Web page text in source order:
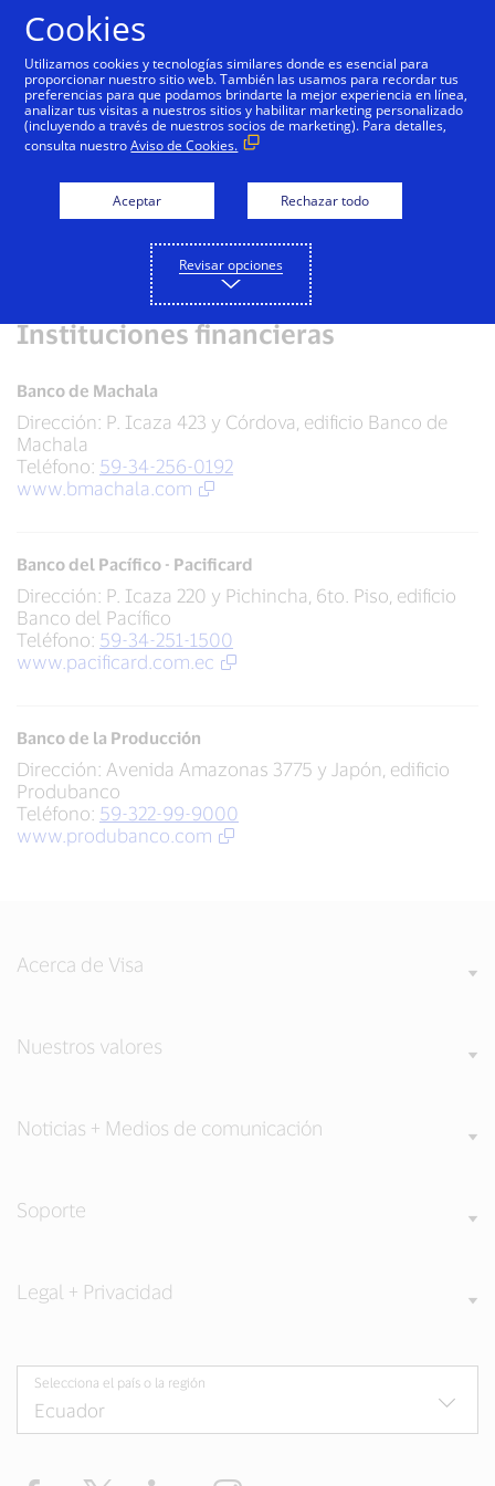
Visa Infinite Débito
Solicita tu tarjeta Visa en las siguientes
instituciones financieras.
Detalle de tarjeta
Instituciones financieras
Banco de Machala
Dirección: P. Icaza 423 y Córdova, edificio Banco de
Machala
Teléfono: 59-34-256-0192
www.bmachala.com
Banco del Pacífico - Pacificard
Dirección: P. Icaza 220 y Pichincha, 6to. Piso, edificio
Banco del Pacífico
Teléfono: 59-34-251-1500
www.pacificard.com.ec
Banco de la Producción
Dirección: Avenida Amazonas 3775 y Japón, edificio
Produbanco
Teléfono: 59-322-99-9000
www.produbanco.com
Acerca de Visa
Nuestros valores
Noticias + Medios de comunicación
Soporte
Legal + Privacidad
Selecciona el país o la región
Cookies
Utilizamos cookies y tecnologías similares donde es esencial para
proporcionar nuestro sitio web. También las usamos para recordar tus
preferencias para que podamos brindarte la mejor experiencia en línea,
analizar tus visitas a nuestros sitios y habilitar marketing personalizado
(incluyendo a través de nuestros socios de marketing). Para detalles,
consulta nuestroAviso de Cookies.
Aceptar Rechazar todo
Revisar opciones